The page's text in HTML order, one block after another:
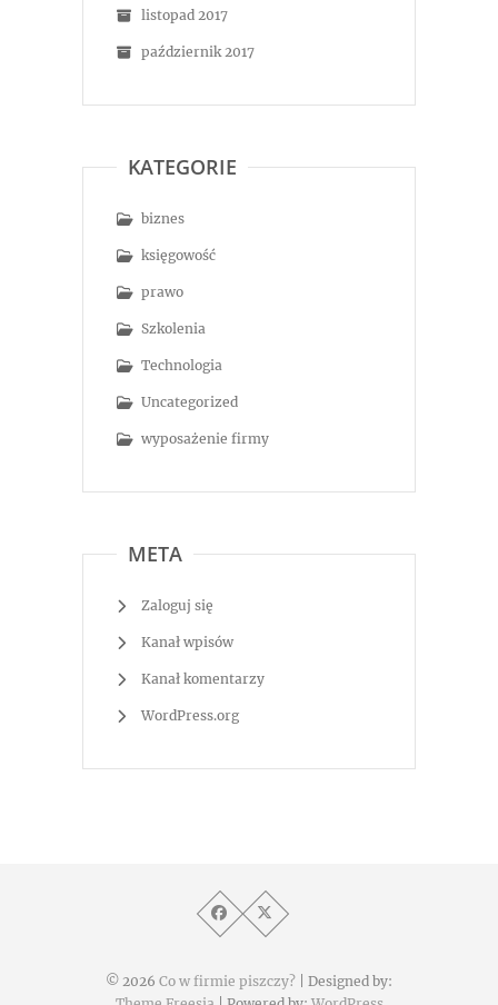
listopad 2017
październik 2017
KATEGORIE
biznes
księgowość
prawo
Szkolenia
Technologia
Uncategorized
wyposażenie firmy
META
Zaloguj się
Kanał wpisów
Kanał komentarzy
WordPress.org
© 2026 Co w firmie piszczy? | Designed by: